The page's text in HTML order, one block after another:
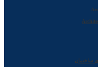
ساختمان